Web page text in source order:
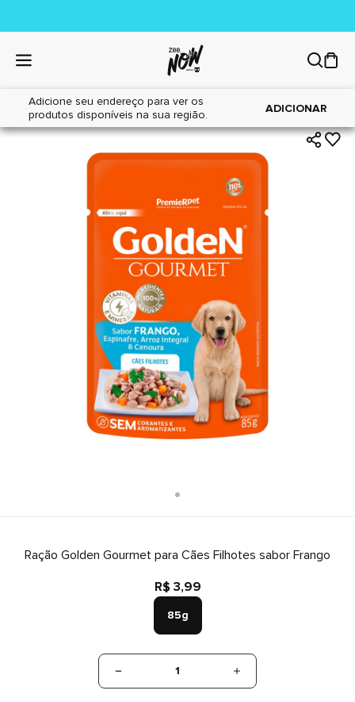
Adicione seu endereço para ver os
produtos disponíveis na sua região.
ADICIONAR
Home|Cães|Alimentos
Ração Golden Gourmet para Cães Filhotes sabor Frango
R$ 3,99
85g
1